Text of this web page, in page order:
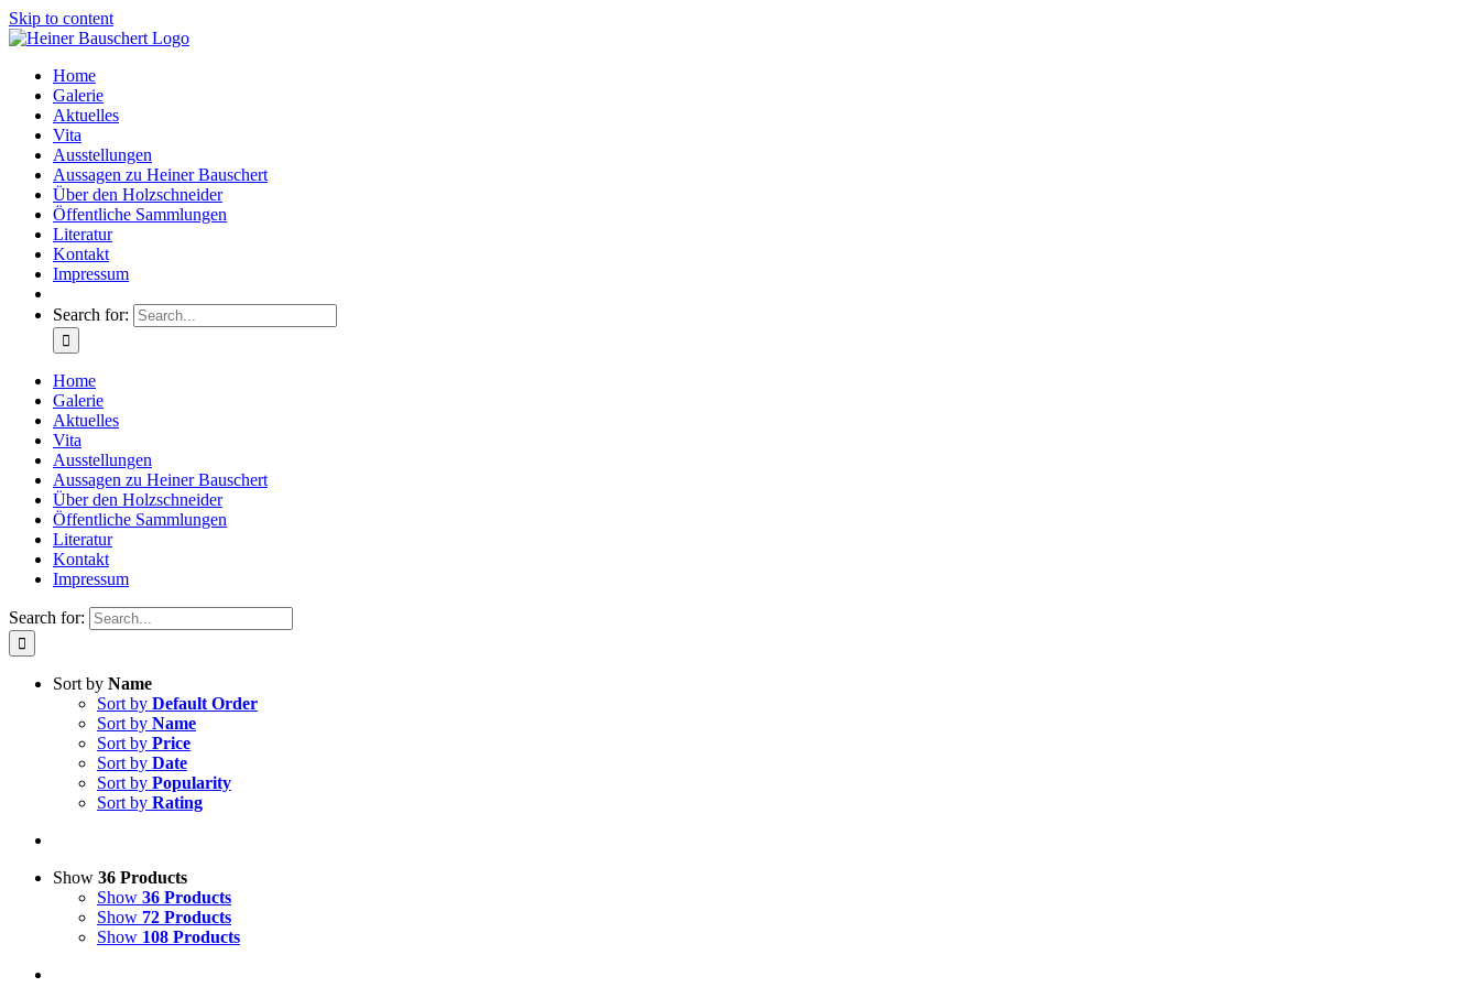
Skip to content
Home
Galerie
Aktuelles
Vita
Ausstellungen
Aussagen zu Heiner Bauschert
Über den Holzschneider
Öffentliche Sammlungen
Literatur
Kontakt
Impressum
Search for:
Home
Galerie
Aktuelles
Vita
Ausstellungen
Aussagen zu Heiner Bauschert
Über den Holzschneider
Öffentliche Sammlungen
Literatur
Kontakt
Impressum
Search for:
Sort by Name
Sort by Default Order
Sort by Name
Sort by Price
Sort by Date
Sort by Popularity
Sort by Rating
Show 36 Products
Show 36 Products
Show 72 Products
Show 108 Products